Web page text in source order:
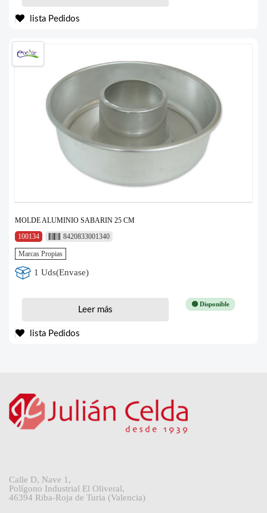
lista Pedidos
MOLDE ALUMINIO SABARIN 25 CM
100134
8420833001340
Marcas Propias
1 Uds(Envase)
🟢 Disponible
Leer más
lista Pedidos
Calle D, Nave 1,
Polígono Industrial El Oliveral,
46394 Riba-Roja de Turia (Valencia)